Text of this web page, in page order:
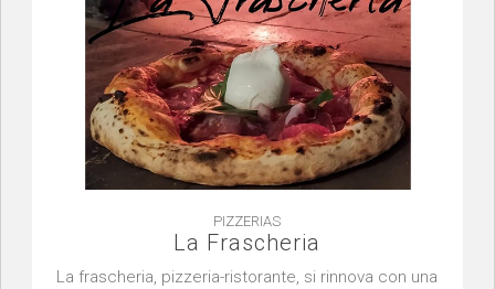
PIZZERIAS
La Frascheria
La frascheria, pizzeria-ristorante, si rinnova con una